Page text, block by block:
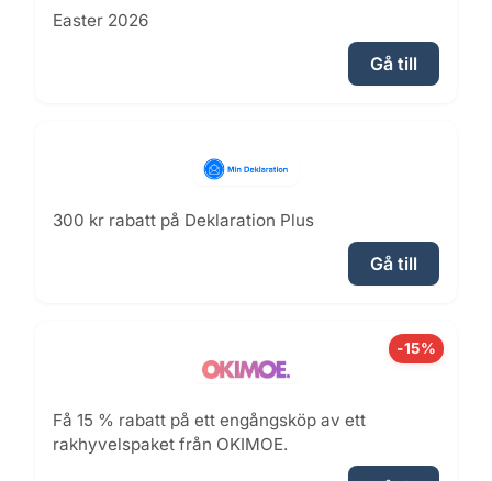
Easter 2026
Gå till
300 kr rabatt på Deklaration Plus
Gå till
-15%
Få 15 % rabatt på ett engångsköp av ett
rakhyvelspaket från OKIMOE.